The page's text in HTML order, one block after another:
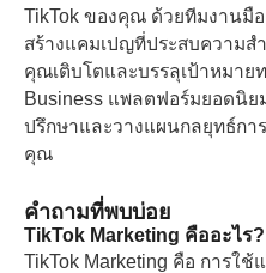
TikTok ของคุณ ด้วยทีมงานมื
สร้างแคมเปญที่ประสบความส
คุณเติบโตและบรรลุเป้าหมาย
Business แพลตฟอร์มยอดนิย
ปรึกษาและวางแผนกลยุทธ์กา
คุณ
คำถามที่พบบ่อย
TikTok Marketing คืออะไร?
TikTok Marketing คือ การใช้